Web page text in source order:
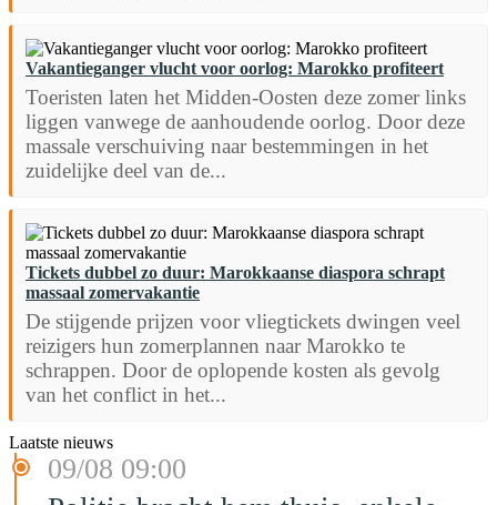
Vakantieganger vlucht voor oorlog: Marokko profiteert
Toeristen laten het Midden-Oosten deze zomer links
liggen vanwege de aanhoudende oorlog. Door deze
massale verschuiving naar bestemmingen in het
zuidelijke deel van de...
Tickets dubbel zo duur: Marokkaanse diaspora schrapt
massaal zomervakantie
De stijgende prijzen voor vliegtickets dwingen veel
reizigers hun zomerplannen naar Marokko te
schrappen. Door de oplopende kosten als gevolg
van het conflict in het...
Laatste nieuws
09/08 09:00